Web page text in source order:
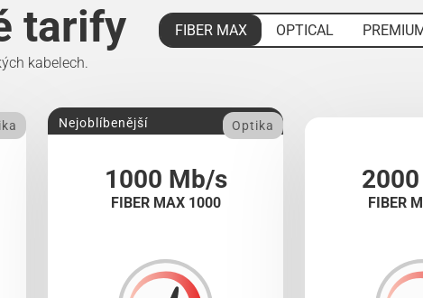
tarify FIBER MAX OPTICAL
kabelech.
1000 Mb/s
FIBER MAX 1000
Nejoblíbenější Optika
FIBER